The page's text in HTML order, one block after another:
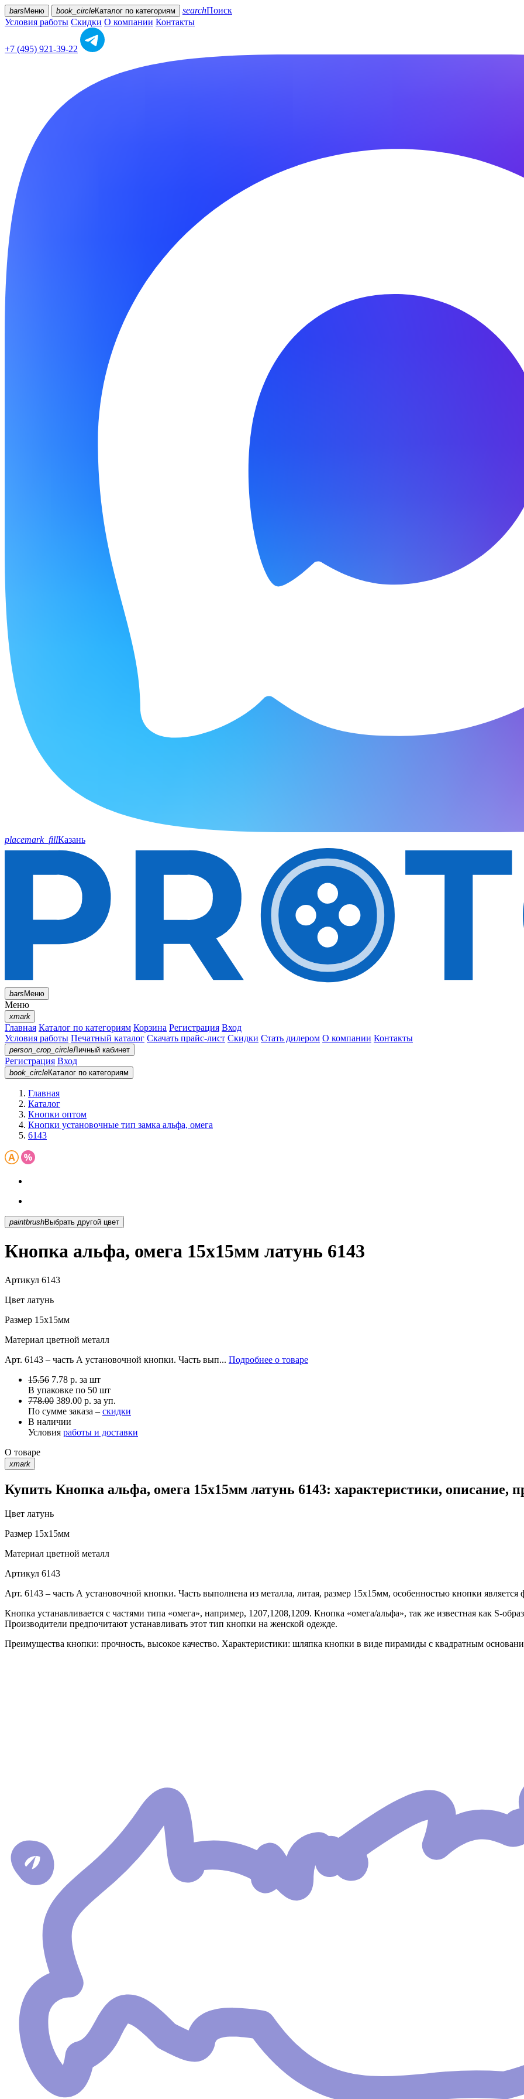
bars Меню book_circleКаталог по категориям searchПоиск
Условия работы Скидки О компании Контакты
+7 (495) 921-39-22
placemark_fillКазань
barsМеню
Меню
xmark
Главная Каталог по категориям Корзина Регистрация Вход
Условия работы Печатный каталог Скачать прайс-лист Скидки Стать дилером О компании Контакты
person_crop_circleЛичный кабинет
Регистрация Вход
book_circleКаталог по категориям
Главная
Каталог
Кнопки оптом
Кнопки установочные тип замка альфа, омега
6143
paintbrush Выбрать другой цвет
Кнопка альфа, омега 15х15мм латунь 6143
Артикул 6143
Цвет латунь
Размер 15х15мм
Материал цветной металл
Арт. 6143 – часть А установочной кнопки. Часть вып... Подробнее о товаре
15.56 7.78 р. за шт
В упаковке по 50 шт
778.00 389.00 р. за уп.
По сумме заказа – скидки
В наличии
Условия работы и доставки
О товаре
xmark
Купить Кнопка альфа, омега 15х15мм латунь 6143: характеристики, описание,
Цвет латунь
Размер 15х15мм
Материал цветной металл
Артикул 6143
Арт. 6143 – часть А установочной кнопки. Часть выполнена из металла, литая, размер 15х15мм, особенностью кнопки
Кнопка устанавливается с частями типа «омега», например, 1207,1208,1209. Кнопка «омега/альфа», так же известная как S-
Производители предпочитают устанавливать этот тип кнопки на женской одежде.
Преимущества кнопки: прочность, высокое качество. Характеристики: шляпка кнопки в виде пирамиды с квадратным